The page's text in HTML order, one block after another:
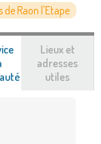
de Raon l'Etape
(onglet
Lieux et
adresses
utiles